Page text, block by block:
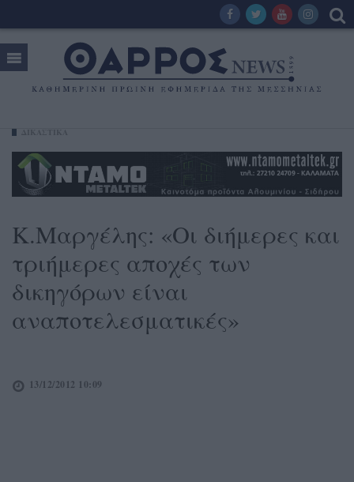
Κ.Μαργέλης: «Οι διήμερες και
τριήμερες αποχές των
δικηγόρων είναι
αναποτελεσματικές»
13/12/2012 10:09